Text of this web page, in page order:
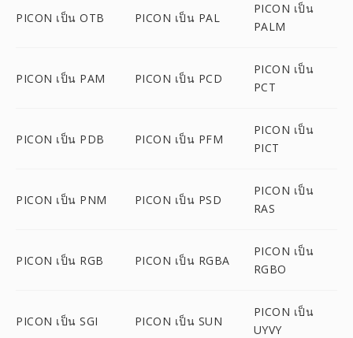
PICON เป็น OTB PICON เป็น PAL
PICON เป็น
PALM
PICON เป็น PAM PICON เป็น PCD
PICON เป็น
PCT
PICON เป็น PDB PICON เป็น PFM
PICON เป็น
PICT
PICON เป็น PNM PICON เป็น PSD
PICON เป็น
RAS
PICON เป็น RGB PICON เป็น RGBA
PICON เป็น
RGBO
PICON เป็น SGI PICON เป็น SUN
PICON เป็น
UYVY